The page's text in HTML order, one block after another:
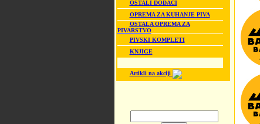
OSTALI DODACI
OPREMA ZA KUHANJE PIVA
OSTALA OPREMA ZA
PIVARSTVO
PIVSKI KOMPLETI
KNJIGE
Artikli na akciji